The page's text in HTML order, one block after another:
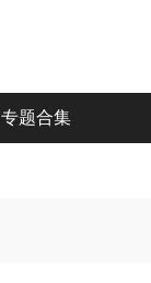
专题合集